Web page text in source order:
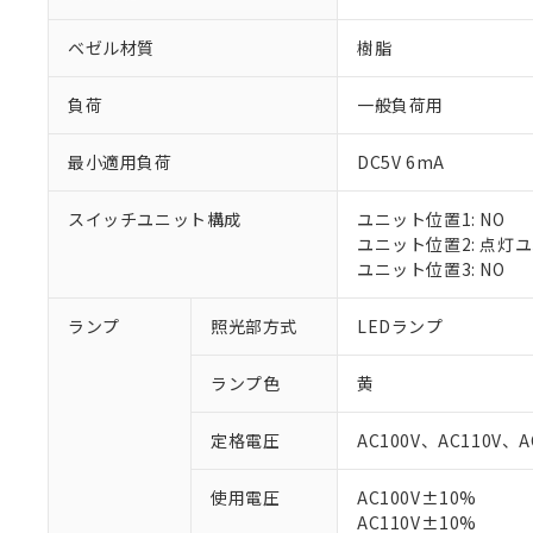
ベゼル材質 樹脂
負荷 一般負荷用
最小適用負荷 DC5V 6mA
スイッチユニット構成
ユニット位置1: NO
ユニット位置2: 点灯
ユニット位置3: NO
ランプ 照光部方式 LEDランプ
ランプ色 黄
定格電圧 AC100V、AC110V、
使用電圧
AC100V±10%
AC110V±10%
ご利用条件
※1 対応状況
対応予定なし：
調査・確認中：
非該当品：ライセ
仕入先様の事情に
※1 中国